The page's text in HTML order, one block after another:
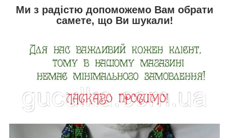
Ми з радістю допоможемо Вам обрати
самете, що Ви шукали!